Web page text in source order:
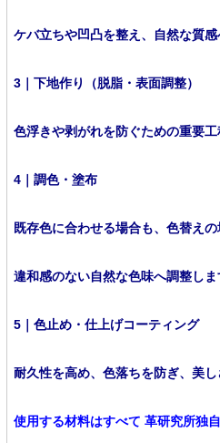
ケバ立ちや凹凸を整え、自然な質感
3｜下地作り（脱脂・表面調整）
色浮きや剥がれを防ぐための重要工
4｜調色・塗布
既存色に合わせる場合も、色替えの
違和感のない自然な色味へ調整しま
5｜色止め・仕上げコーティング
耐久性を高め、色落ちを防ぎ、美し
使用する材料はすべて 革研究所独